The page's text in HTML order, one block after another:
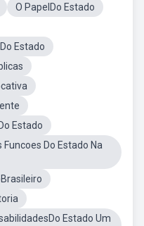
O PapelDo Estado
Estado
Estado
Do Estado Na
Estado Um